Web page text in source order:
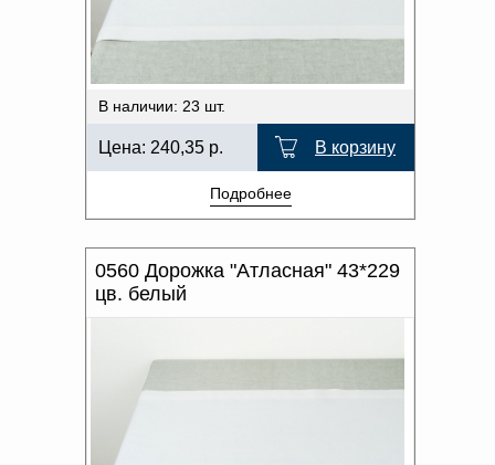
В наличии: 23 шт.
Цена: 240,35 р. В корзину
Подробнее
0560 Дорожка "Атласная" 43*229
цв. белый